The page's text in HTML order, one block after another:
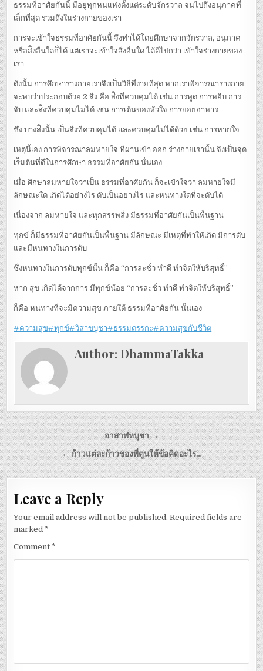
ธรรมที่อาศัยกันนี้ มีอยู่ทุกหนแห่งตั้งแต่ระดับจักรวาล จนไปถึงอนุภาคที่
เล็กที่สุด รวมถึงในร่างกายของเรา
การจะเข้าใจธรรมที่อาศัยกันนี้ จึงทำได้โดยศึกษาจากจักรวาล, อนุภาค
หรือส่ิงอื่นใดก็ได้ แต่เราจะเข้าใจสิ่งอื่นใด ได้ดีไปกว่า เข้าใจร่างกายของ
เรา
ดังนั้น การศึกษาร่างกายเราจึงเป็นวิธีที่ง่ายที่สุด หากเราพิจารณาร่างกาย
จะพบว่าประกอบด้วย 2 สิ่ง คือ ส่ิงที่ควบคุมได้ เช่น การพูด การหยิบ การ
จับ และส่ิงที่ควบคุมไม่ได้ เช่น การเต้นของหัวใจ การย่อยอาหาร
ซึ่ง บางส่ิงนั้น เป็นสิ่งที่ควบคุมได้ และควบคุมไม่ได้ด้วย เช่น การหายใจ
เหตุนี้เอง การพิจารณาลมหายใจ ที่ผ่านเข้า ออก ร่างกายเรานั้น จึงเป็นจุด
เร่ิมต้นที่ดีในการศึกษา ธรรมที่อาศัยกัน นั่นเอง
เมื่อ ศึกษาลมหายใจว่าเป็น ธรรมที่อาศัยกัน ก็จะเข้าใจว่า ลมหายใจมี
ลักษณะใด เกิดได้อย่างไร ดับเป็นอย่างไร และหนทางใดที่จะดับได้
เนื่องจาก ลมหายใจ และทุกสรรพสิ่ง มีธรรมที่อาศัยกันเป็นพื้นฐาน
ทุกข์ ก็มีธรรมที่อาศัยกันเป็นพื้นฐาน มีลักษณะ มีเหตุที่ทำให้เกิด มีการดับ
และมีหนทางในการดับ
ซึ่งหนทางในการดับทุกข์นั้น ก็คือ “การละชั่ว ทำดี ทำจิตให้บริสุทธิ์”
หาก สุข เกิดได้จากการ มีทุกข์น้อย “การละชั่ว ทำดี ทำจิตให้บริสุทธิ๋”
ก็คือ หนทางที่จะมีความสุข ภายใต้ ธรรมที่อาศัยกัน นั้นเอง
#ความสุข#ทุกข์#วิสาขบูชา#ธรรมตรรกะ#ความสุขกับชีวิต
Author:DhammaTakka
Post navigationอาสาฬหบูชา →
← ก้าวแต่ละก้าวของพี่ตูนให้ข้อคิดอะไร…
Leave a Reply
Your email address will not be published. Required fields are
marked *
Comment *